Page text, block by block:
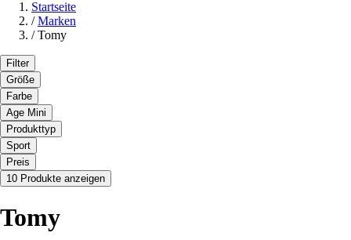
Startseite
/ Marken
/ Tomy
Filter
Größe
Farbe
Age Mini
Produkttyp
Sport
Preis
10 Produkte anzeigen
Tomy